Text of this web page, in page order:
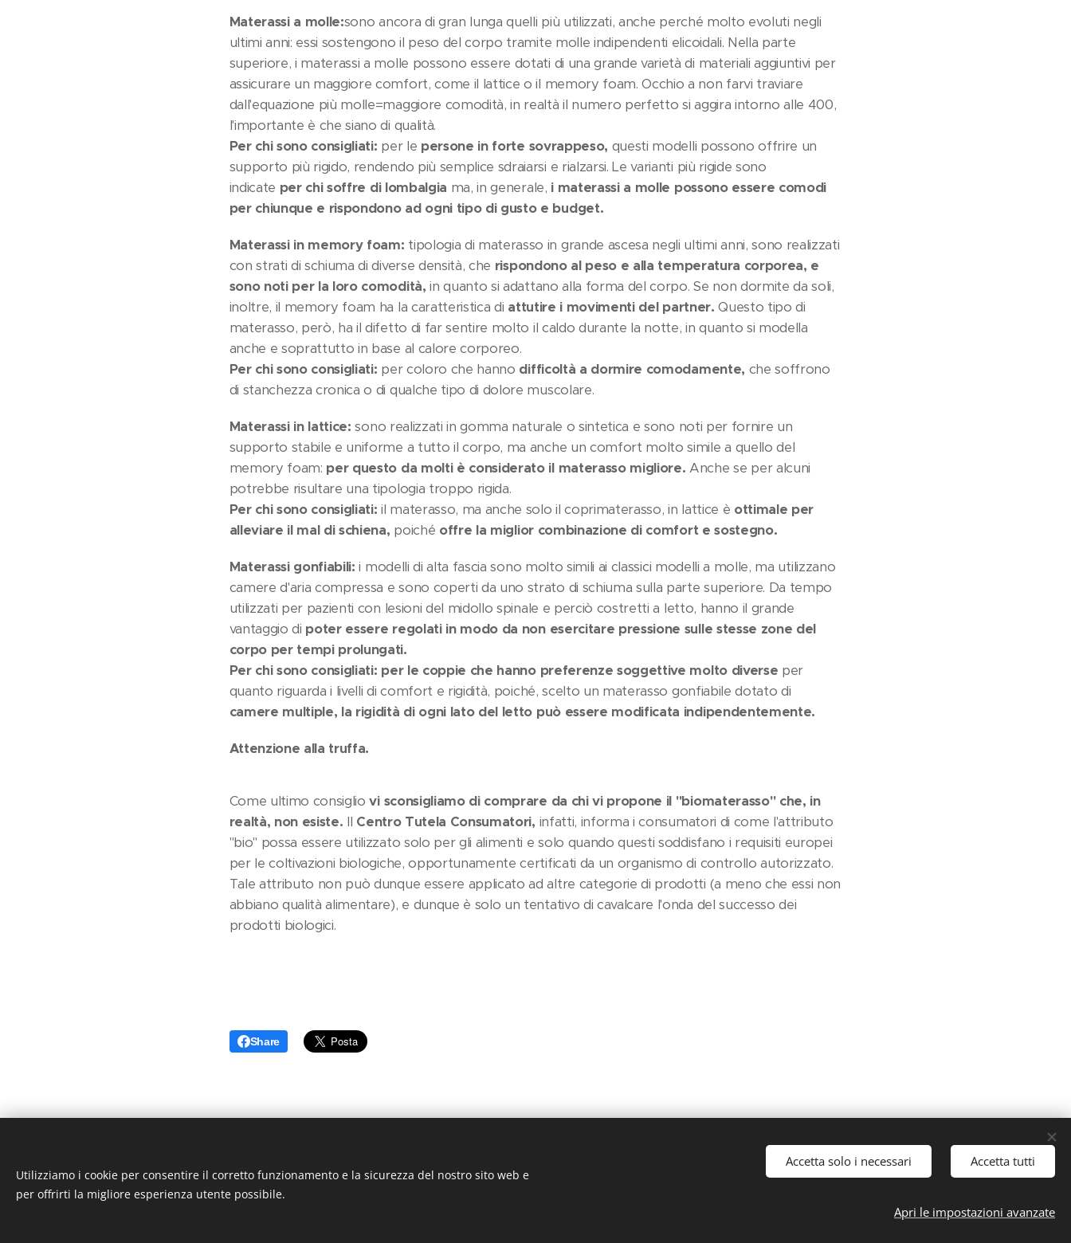
Materassi a molle:sono ancora di gran lunga quelli più utilizzati, anche perché molto evoluti negli
ultimi anni: essi sostengono il peso del corpo tramite molle indipendenti elicoidali. Nella parte
superiore, i materassi a molle possono essere dotati di una grande varietà di materiali aggiuntivi per
assicurare un maggiore comfort, come il lattice o il memory foam. Occhio a non farvi traviare
dall'equazione più molle=maggiore comodità, in realtà il numero perfetto si aggira intorno alle 400,
l'importante è che siano di qualità.
Per chi sono consigliati: per le persone in forte sovrappeso, questi modelli possono offrire un
supporto più rigido, rendendo più semplice sdraiarsi e rialzarsi. Le varianti più rigide sono
indicate per chi soffre di lombalgia ma, in generale, i materassi a molle possono essere comodi
per chiunque e rispondono ad ogni tipo di gusto e budget.
Materassi in memory foam: tipologia di materasso in grande ascesa negli ultimi anni, sono realizzati
con strati di schiuma di diverse densità, che rispondono al peso e alla temperatura corporea, e
sono noti per la loro comodità, in quanto si adattano alla forma del corpo. Se non dormite da soli,
inoltre, il memory foam ha la caratteristica di attutire i movimenti del partner. Questo tipo di
materasso, però, ha il difetto di far sentire molto il caldo durante la notte, in quanto si modella
anche e soprattutto in base al calore corporeo.
Per chi sono consigliati: per coloro che hanno difficoltà a dormire comodamente, che soffrono
di stanchezza cronica o di qualche tipo di dolore muscolare.
Materassi in lattice: sono realizzati in gomma naturale o sintetica e sono noti per fornire un
supporto stabile e uniforme a tutto il corpo, ma anche un comfort molto simile a quello del
memory foam: per questo da molti è considerato il materasso migliore. Anche se per alcuni
potrebbe risultare una tipologia troppo rigida.
Per chi sono consigliati: il materasso, ma anche solo il coprimaterasso, in lattice è ottimale per
alleviare il mal di schiena, poiché offre la miglior combinazione di comfort e sostegno.
Materassi gonfiabili: i modelli di alta fascia sono molto simili ai classici modelli a molle, ma utilizzano
camere d'aria compressa e sono coperti da uno strato di schiuma sulla parte superiore. Da tempo
utilizzati per pazienti con lesioni del midollo spinale e perciò costretti a letto, hanno il grande
vantaggio di poter essere regolati in modo da non esercitare pressione sulle stesse zone del
corpo per tempi prolungati.
Per chi sono consigliati: per le coppie che hanno preferenze soggettive molto diverse per
quanto riguarda i livelli di comfort e rigidità, poiché, scelto un materasso gonfiabile dotato di
camere multiple, la rigidità di ogni lato del letto può essere modificata indipendentemente.
Attenzione alla truffa.
Come ultimo consigliovi sconsigliamo di comprare da chi vi propone il "biomaterasso" che, in
realtà, non esiste. Il Centro Tutela Consumatori, infatti, informa i consumatori di come l'attributo
"bio" possa essere utilizzato solo per gli alimenti e solo quando questi soddisfano i requisiti europei
per le coltivazioni biologiche, opportunamente certificati da un organismo di controllo autorizzato.
Tale attributo non può dunque essere applicato ad altre categorie di prodotti (a meno che essi non
abbiano qualità alimentare), e dunque è solo un tentativo di cavalcare l'onda del successo dei
prodotti biologici.
Share
Utilizziamo i cookie per consentire il corretto funzionamento e la sicurezza del nostro sito web e
per offrirti la migliore esperienza utente possibile.
Accetta solo i necessari Accetta tutti
Apri le impostazioni avanzate